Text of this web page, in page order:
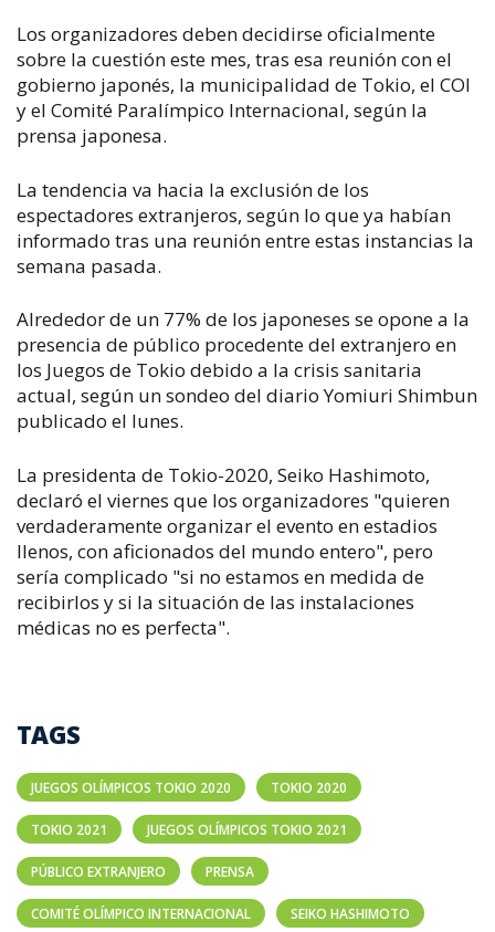
Los organizadores deben decidirse oficialmente
sobre la cuestión este mes, tras esa reunión con el
gobierno japonés, la municipalidad de Tokio, el COI
y el Comité Paralímpico Internacional, según la
prensa japonesa.
La tendencia va hacia la exclusión de los
espectadores extranjeros, según lo que ya habían
informado tras una reunión entre estas instancias la
semana pasada.
Alrededor de un 77% de los japoneses se opone a la
presencia de público procedente del extranjero en
los Juegos de Tokio debido a la crisis sanitaria
actual, según un sondeo del diario Yomiuri Shimbun
publicado el lunes.
La presidenta de Tokio-2020, Seiko Hashimoto,
declaró el viernes que los organizadores "quieren
verdaderamente organizar el evento en estadios
llenos, con aficionados del mundo entero", pero
sería complicado "si no estamos en medida de
recibirlos y si la situación de las instalaciones
médicas no es perfecta".
TAGS
JUEGOS OLÍMPICOS TOKIO 2020 TOKIO 2020
TOKIO 2021 JUEGOS OLÍMPICOS TOKIO 2021
PÚBLICO EXTRANJERO PRENSA
COMITÉ OLÍMPICO INTERNACIONAL SEIKO HASHIMOTO